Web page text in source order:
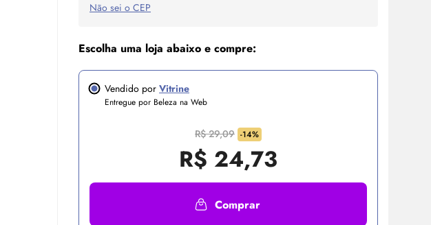
Não sei o CEP
Escolha uma loja abaixo e compre:
Vendido por Vitrine
Entregue por Beleza na Web
R$ 29,09 -14%
R$ 24,73
Comprar